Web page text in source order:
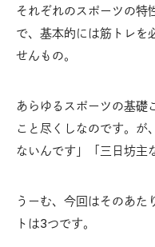
それぞれのスポーツの特
で、基本的には筋トレを
せんもの。
あらゆるスポーツの基礎
こと尽くしなのです。が
ないんです」「三日坊主
うーむ、今回はそのあた
トは3つです。